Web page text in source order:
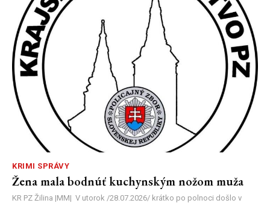
KRIMI SPRÁVY
Žena mala bodnúť kuchynským nožom muža
KR PZ Žilina |MM| V utorok /28.07.2026/ krátko po polnoci došlo v